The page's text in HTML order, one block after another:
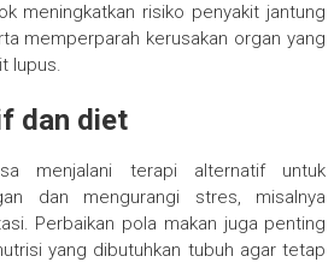
meningkatkan risiko penyakit jantung
memperparah kerusakan organ yang
lupus.
dan diet
menjalani terapi alternatif untuk
dan mengurangi stres, misalnya
Perbaikan pola makan juga penting
yang dibutuhkan tubuh agar tetap